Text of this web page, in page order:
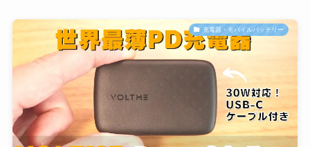
充電器・モバイルバッテリー